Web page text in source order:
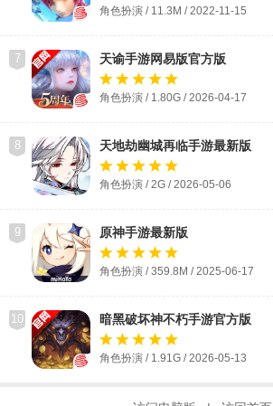
角色扮演 / 11.3M / 2022-11-15
7 天谕手游网易版官方版
角色扮演 / 1.80G / 2026-04-17
8 天地劫幽城再临手游最新版
角色扮演 / 2G / 2026-05-06
9 原神手游最新版
角色扮演 / 359.8M / 2025-06-17
10 暗黑破坏神不朽手游官方版
角色扮演 / 1.91G / 2026-05-13